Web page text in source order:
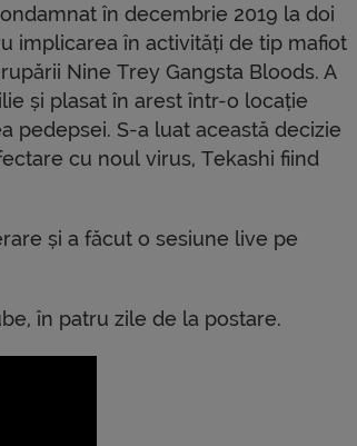
în decembrie 2019 la doi
implicarea în activități de tip mafiot
Nine Trey Gangsta Bloods. A
și plasat în arest într-o locație
pedepsei. S-a luat această decizie
cu noul virus, Tekashi fiind
și a făcut o sesiune live pe
în patru zile de la postare.